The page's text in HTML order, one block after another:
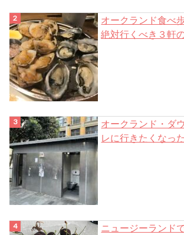
オークランド食べ
絶対行くべき３軒
オークランド・ダ
レに行きたくなっ
ニュージーランド